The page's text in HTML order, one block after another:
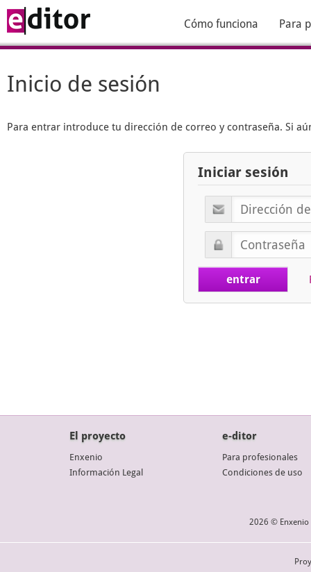
Cómo funciona Para
Inicio de sesión
Para entrar introduce tu dirección de correo y contraseña. Si
Iniciar sesión
El proyecto
Enxenio
Información Legal
e-ditor
Para profesionales
Condiciones de uso
2026 © Enxenio